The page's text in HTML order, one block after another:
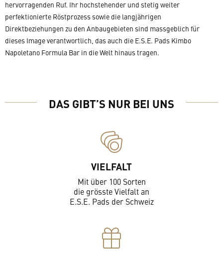
hervorragenden Ruf. Ihr hochstehender und stetig weiter
perfektionierte Röstprozess sowie die langjährigen
Direktbeziehungen zu den Anbaugebieten sind massgeblich für
dieses Image verantwortlich, das auch die E.S.E. Pads Kimbo
Napoletano Formula Bar in die Welt hinaus tragen.
DAS GIBT’S NUR BEI UNS
VIELFALT
Mit über 100 Sorten
die grösste Vielfalt an
E.S.E. Pads der Schweiz